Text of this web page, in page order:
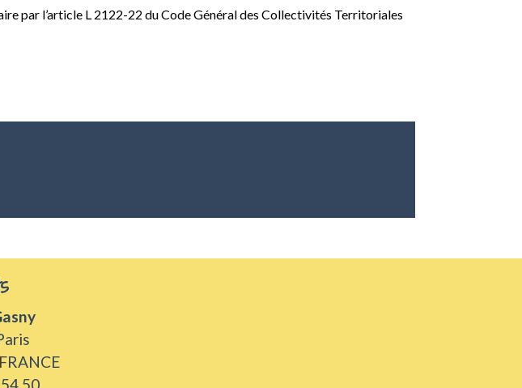
par l’article L 2122-22 du Code Général des Collectivités Territoriales